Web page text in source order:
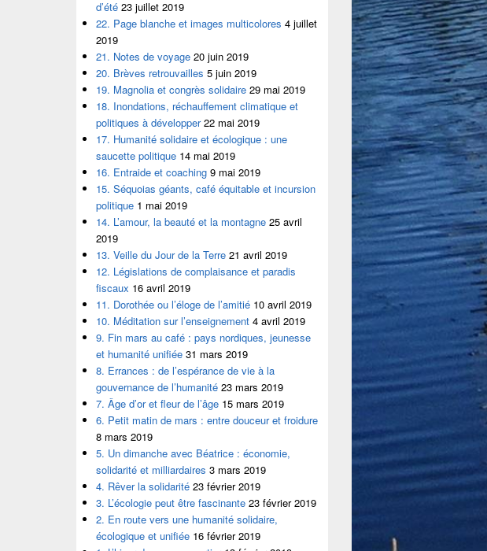
d’été 23 juillet 2019
22. Page blanche et images multicolores 4 juillet
2019
21. Notes de voyage 20 juin 2019
20. Brèves retrouvailles 5 juin 2019
19. Magnolia et congrès solidaire 29 mai 2019
18. Inondations, réchauffement climatique et
politiques à développer 22 mai 2019
17. Humanité solidaire et écologique : une
saucette politique 14 mai 2019
16. Entraide et coaching 9 mai 2019
15. Séquoias géants, café équitable et incursion
politique 1 mai 2019
14. L’amour, la beauté et la montagne 25 avril
2019
13. Veille du Jour de la Terre 21 avril 2019
12. Législations de complaisance et paradis
fiscaux 16 avril 2019
11. Dorothée ou l’éloge de l’amitié 10 avril 2019
10. Méditation sur l’enseignement 4 avril 2019
9. Fin mars au café : pays nordiques, jeunesse
et humanité unifiée 31 mars 2019
8. Errances : de l’espérance de vie à la
gouvernance de l’humanité 23 mars 2019
7. Âge d’or et fleur de l’âge 15 mars 2019
6. Petit matin de mars : entre douceur et froidure
8 mars 2019
5. Un dimanche avec Béatrice : économie,
solidarité et milliardaires 3 mars 2019
4. Rêver la solidarité 23 février 2019
3. L’écologie peut être fascinante 23 février 2019
2. En route vers une humanité solidaire,
écologique et unifiée 16 février 2019